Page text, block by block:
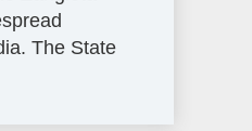
The State